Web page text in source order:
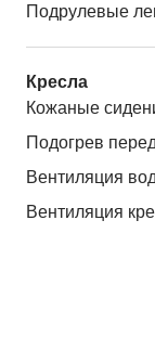
Подрулевые
Кресла
Кожаные
Подогрев
Вентиляция
Вентиляция